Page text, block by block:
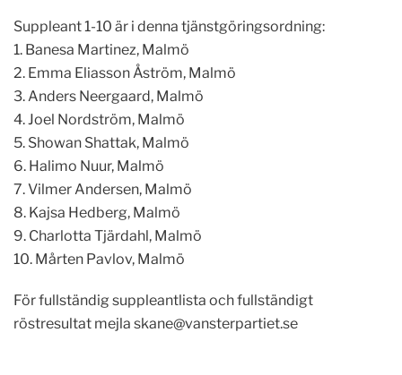
Suppleant 1-10 är i denna tjänstgöringsordning:
1. Banesa Martinez, Malmö
2. Emma Eliasson Åström, Malmö
3. Anders Neergaard, Malmö
4. Joel Nordström, Malmö
5. Showan Shattak, Malmö
6. Halimo Nuur, Malmö
7. Vilmer Andersen, Malmö
8. Kajsa Hedberg, Malmö
9. Charlotta Tjärdahl, Malmö
10. Mårten Pavlov, Malmö
För fullständig suppleantlista och fullständigt
röstresultat mejla skane@vansterpartiet.se